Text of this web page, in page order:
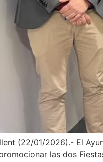
(22/01/2026).- El
las dos